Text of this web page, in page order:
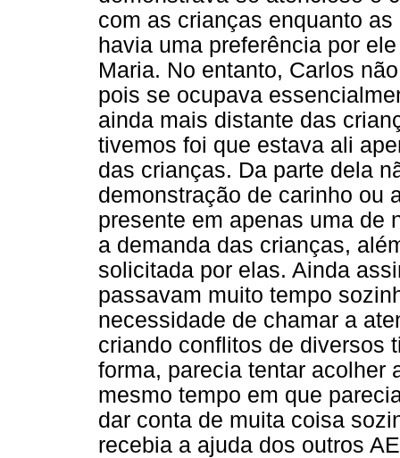
com as crianças enquanto
havia uma preferência por
Maria. No entanto, Carlos
pois se ocupava
ainda mais distante das
tivemos foi que estava ali
das crianças. Da parte dela
demonstração de carinho ou
presente em apenas uma de
a demanda das crianças,
solicitada por elas. Ainda
passavam muito tempo
necessidade de chamar a
criando conflitos de diversos
forma, parecia tentar acolher
mesmo tempo em que
dar conta de muita coisa
recebia a ajuda dos outros